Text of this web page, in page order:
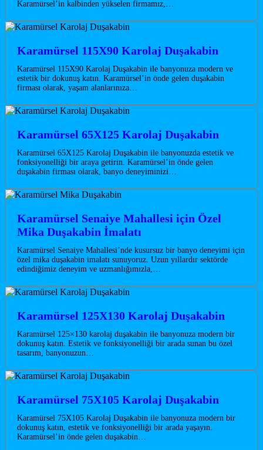
Karamürsel’in kalbinden yükselen firmamız,…
Karamürsel 115X90 Karolaj Duşakabin
Karamürsel 115X90 Karolaj Duşakabin ile banyonuza modern ve
estetik bir dokunuş katın. Karamürsel’in önde gelen duşakabin
firması olarak, yaşam alanlarınıza…
Karamürsel 65X125 Karolaj Duşakabin
Karamürsel 65X125 Karolaj Duşakabin ile banyonuzda estetik ve
fonksiyonelliği bir araya getirin. Karamürsel’in önde gelen
duşakabin firması olarak, banyo deneyiminizi…
Karamürsel Senaiye Mahallesi için Özel
Mika Duşakabin İmalatı
Karamürsel Senaiye Mahallesi’nde kusursuz bir banyo deneyimi için
özel mika duşakabin imalatı sunuyoruz. Uzun yıllardır sektörde
edindiğimiz deneyim ve uzmanlığımızla,…
Karamürsel 125X130 Karolaj Duşakabin
Karamürsel 125×130 karolaj duşakabin ile banyonuza modern bir
dokunuş katın. Estetik ve fonksiyonelliği bir arada sunan bu özel
tasarım, banyonuzun…
Karamürsel 75X105 Karolaj Duşakabin
Karamürsel 75X105 Karolaj Duşakabin ile banyonuza modern bir
dokunuş katın, estetik ve fonksiyonelliği bir arada yaşayın.
Karamürsel’in önde gelen duşakabin…